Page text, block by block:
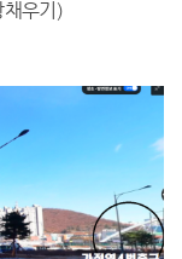
채우기)